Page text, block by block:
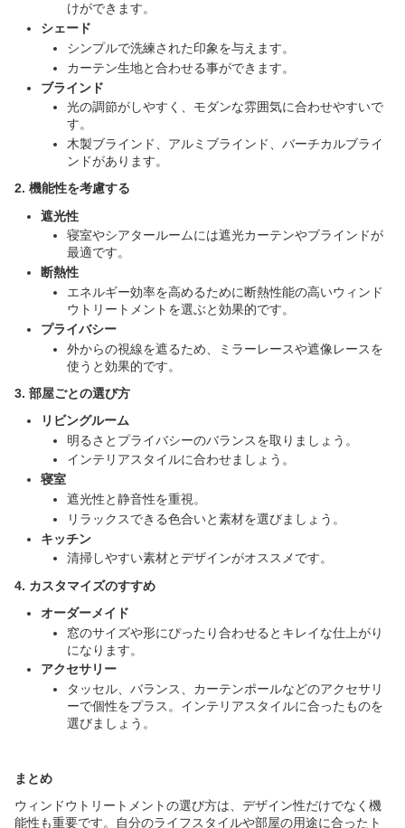
けができます。
シェード
シンプルで洗練された印象を与えます。
カーテン生地と合わせる事ができます。
ブラインド
光の調節がしやすく、モダンな雰囲気に合わせやすいで
す。
木製ブラインド、アルミブラインド、バーチカルブライ
ンドがあります。
2. 機能性を考慮する
遮光性
寝室やシアタールームには遮光カーテンやブラインドが
最適です。
断熱性
エネルギー効率を高めるために断熱性能の高いウィンド
ウトリートメントを選ぶと効果的です。
プライバシー
外からの視線を遮るため、ミラーレースや遮像レースを
使うと効果的です。
3. 部屋ごとの選び方
リビングルーム
明るさとプライバシーのバランスを取りましょう。
インテリアスタイルに合わせましょう。
寝室
遮光性と静音性を重視。
リラックスできる色合いと素材を選びましょう。
キッチン
清掃しやすい素材とデザインがオススメです。
4. カスタマイズのすすめ
オーダーメイド
窓のサイズや形にぴったり合わせるとキレイな仕上がり
になります。
アクセサリー
タッセル、バランス、カーテンポールなどのアクセサリ
ーで個性をプラス。インテリアスタイルに合ったものを
選びましょう。
まとめ
ウィンドウトリートメントの選び方は、デザイン性だけでなく機
能性も重要です。自分のライフスタイルや部屋の用途に合ったト